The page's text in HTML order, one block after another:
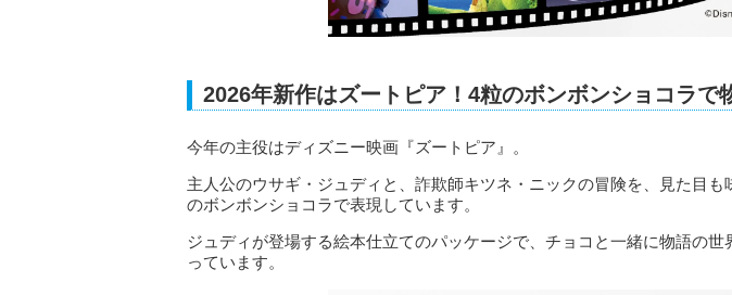
2026年新作はズートピア！4粒のボンボンショコラで
今年の主役はディズニー映画『ズートピア』。
主人公のウサギ・ジュディと、詐欺師キツネ・ニックの冒険を、見た目も
のボンボンショコラで表現しています。
ジュディが登場する絵本仕立てのパッケージで、チョコと一緒に物語の世
っています。